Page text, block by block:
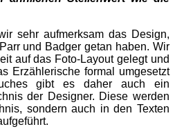
sehr aufmerksam das Design,
und Badger getan haben. Wir
auf das Foto-Layout gelegt und
Erzählerische formal umgesetzt
gibt es daher auch ein
der Designer. Diese werden
sondern auch in den Texten